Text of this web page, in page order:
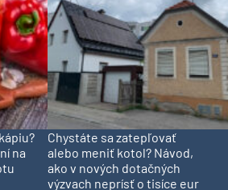
na
Chystáte sa zatepľovať
alebo meniť kotol? Návod,
ako v nových dotačných
výzvach neprísť o tisíce eur